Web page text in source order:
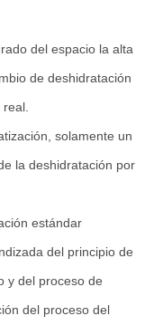
del espacio la alta
de deshidratación
real.
solamente un
la deshidratación por
estándar
del principio de
y del proceso de
del proceso del